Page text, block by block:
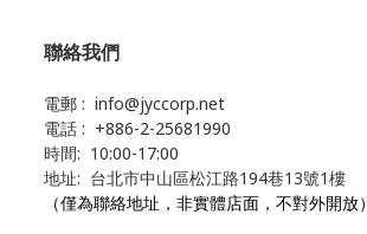
聯絡我們
電郵 : info@jyccorp.net
電話 : +886-2-25681990
時間: 10:00-17:00
地址: 台北市中山區松江路194巷13號1樓
（僅為聯絡地址，非實體店面，不對外開放）